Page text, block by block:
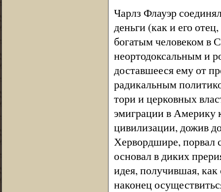
Чарлз Флауэр
деньги (как и его
богатым человеком в
неортодоксальным и
доставшееся ему от
радикальным
тори и церковных
эмиграции в Америку
цивилизации, дожив
Хервордшире, порвал
основал в диких
идея, получившая,
наконец